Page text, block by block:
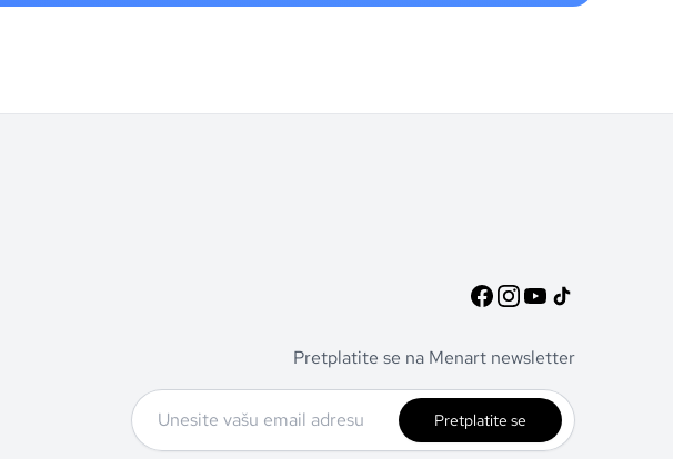
Pretplatite se na Menart newsletter
Pretplatite se